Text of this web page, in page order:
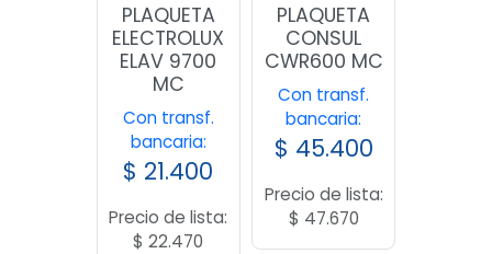
PLAQUETA
ELECTROLUX
ELAV 9700
MC
Con transf.
bancaria:
$ 21.400
Precio de lista:
$ 22.470
PLAQUETA
CONSUL
CWR600 MC
Con transf.
bancaria:
$ 45.400
Precio de lista:
$ 47.670